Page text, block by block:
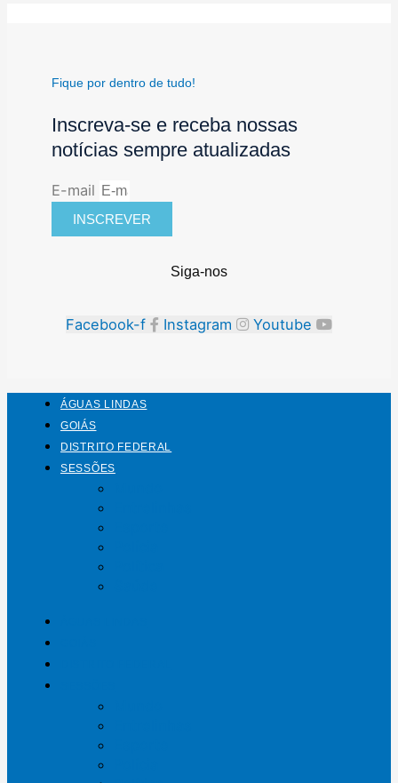
Fique por dentro de tudo!
Inscreva-se e receba nossas
notícias sempre atualizadas
E-mail
INSCREVER
Siga-nos
Facebook-f Instagram Youtube
ÁGUAS LINDAS
GOIÁS
DISTRITO FEDERAL
SESSÕES